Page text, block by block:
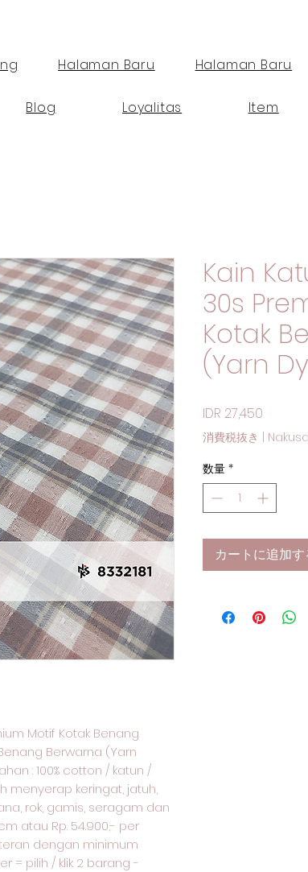
Halaman Baru Halaman Baru
Blog Loyalitas Item
Motif Kotak Benang
Berwarna (Yarn
: 100% cotton / katun /
menyerap keringat, jatuh,
rok, gamis, seragam dan
atau Rp. 54.900,- per
dengan minimum
= pilih / klik 2 barang -
Kain
30s
Kotak
(Yarn
IDR 27,450
消費税抜き
数量 *
カートに追加す